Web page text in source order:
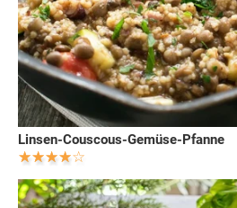
Linsen-Couscous-Gemüse-Pfanne